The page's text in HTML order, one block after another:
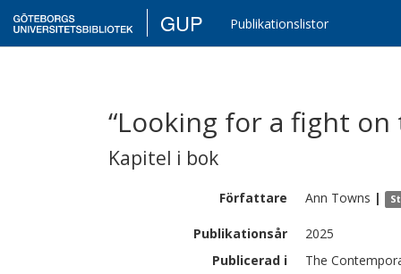
GUP Publikationslistor
“Looking for a fight
Kapitel i bok
Författare Ann Towns |
Publikationsår
2025
Publicerad i
The